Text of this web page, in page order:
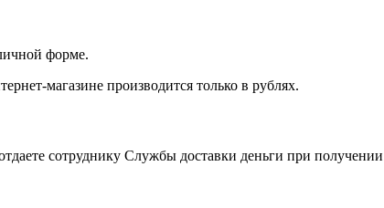
форме.
магазине производится только в рублях.
сотруднику Службы доставки деньги при получении